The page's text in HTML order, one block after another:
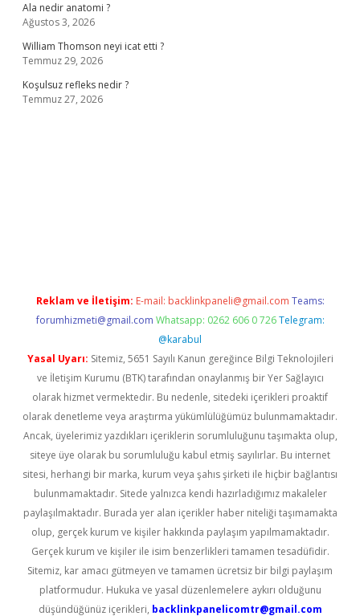
Ala nedir anatomi ?
Ağustos 3, 2026
William Thomson neyi icat etti ?
Temmuz 29, 2026
Koşulsuz refleks nedir ?
Temmuz 27, 2026
Reklam ve İletişim: E-mail: backlinkpaneli@gmail.com Teams:
forumhizmeti@gmail.com Whatsapp: 0262 606 0 726 Telegram:
@karabul
Yasal Uyarı: Sitemiz, 5651 Sayılı Kanun gereğince Bilgi Teknolojileri
ve İletişim Kurumu (BTK) tarafından onaylanmış bir Yer Sağlayıcı
olarak hizmet vermektedir. Bu nedenle, sitedeki içerikleri proaktif
olarak denetleme veya araştırma yükümlülüğümüz bulunmamaktadır.
Ancak, üyelerimiz yazdıkları içeriklerin sorumluluğunu taşımakta olup,
siteye üye olarak bu sorumluluğu kabul etmiş sayılırlar. Bu internet
sitesi, herhangi bir marka, kurum veya şahıs şirketi ile hiçbir bağlantısı
bulunmamaktadır. Sitede yalnızca kendi hazırladığımız makaleler
paylaşılmaktadır. Burada yer alan içerikler haber niteliği taşımamakta
olup, gerçek kurum ve kişiler hakkında paylaşım yapılmamaktadır.
Gerçek kurum ve kişiler ile isim benzerlikleri tamamen tesadüfidir.
Sitemiz, kar amacı gütmeyen ve tamamen ücretsiz bir bilgi paylaşım
platformudur. Hukuka ve yasal düzenlemelere aykırı olduğunu
düşündüğünüz içerikleri, backlinkpanelicomtr@gmail.com